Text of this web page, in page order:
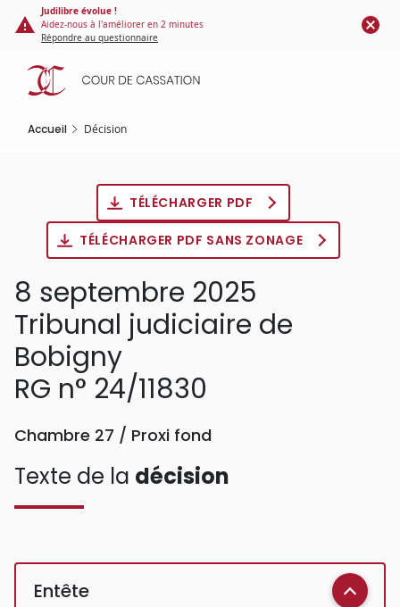
Panneau de gestion des cookies
contenu
principal
Judilibre évolue !
Aidez-nous à l'améliorer en 2 minutes
Répondre au questionnaire
Accueil Décision
TÉLÉCHARGER PDF
TÉLÉCHARGER PDF SANS ZONAGE
8 septembre 2025
Tribunal judiciaire de
Bobigny
RG n° 24/11830
Chambre 27 / Proxi fond
Texte de la décision
Entête